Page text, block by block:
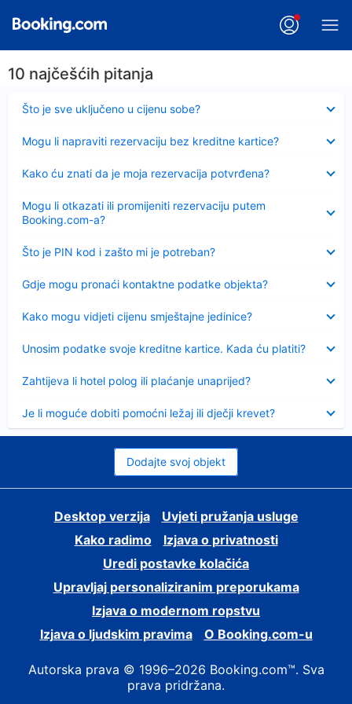
10 najčešćih pitanja
Što je sve uključeno u cijenu sobe?
Sažeto
Mogu li napraviti rezervaciju bez kreditne kartice?
Kako ću znati da je moja rezervacija potvrđena?
Mogu li otkazati ili promijeniti rezervaciju putem
Booking.com-a?
Što je PIN kod i zašto mi je potreban?
Sažeto
Gdje mogu pronaći kontaktne podatke objekta?
Kako mogu vidjeti cijenu smještajne jedinice?
Unosim podatke svoje kreditne kartice. Kada ću platiti?
Zahtijeva li hotel polog ili plaćanje unaprijed?
Je li moguće dobiti pomoćni ležaj ili dječji krevet?
Dodajte svoj objekt
Desktop verzija
Uvjeti pružanja usluge
Kako radimo
Izjava o privatnosti
Uredi postavke kolačića
Upravljaj personaliziranim preporukama
Izjava o modernom ropstvu
Izjava o ljudskim pravima
O Booking.com-u
Autorska prava © 1996–2026 Booking.com™. Sva
prava pridržana.